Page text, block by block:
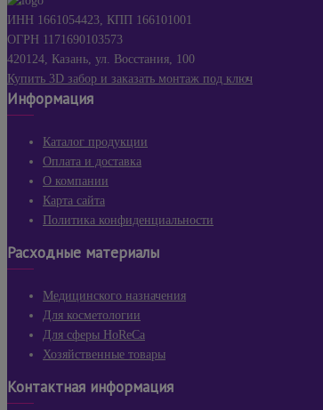
ИНН 1661054423, КПП 166101001
ОГРН 1171690103573
420124, Казань, ул. Восстания, 100
Купить 3D забор и заказать монтаж под ключ
Информация
Каталог продукции
Оплата и доставка
О компании
Карта сайта
Политика конфиденциальности
Расходные материалы
Медицинского назначения
Для косметологии
Для сферы HoReCa
Хозяйственные товары
Контактная информация